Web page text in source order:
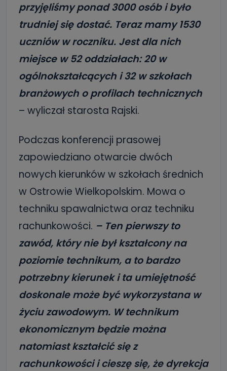
przyjęliśmy ponad 3000 osób i było
trudniej się dostać. Teraz mamy 1530
uczniów w roczniku. Jest dla nich
miejsce w 52 oddziałach: 20 w
ogólnokształcących i 32 w szkołach
branżowych o profilach technicznych
– wyliczał starosta Rajski.
Podczas konferencji prasowej
zapowiedziano otwarcie dwóch
nowych kierunków w szkołach średnich
w Ostrowie Wielkopolskim. Mowa o
techniku spawalnictwa oraz techniku
rachunkowości. – Ten pierwszy to
zawód, który nie był kształcony na
poziomie technikum, a to bardzo
potrzebny kierunek i ta umiejętność
doskonale może być wykorzystana w
życiu zawodowym. W technikum
ekonomicznym będzie można
natomiast kształcić się z
rachunkowości i cieszę się, że dyrekcja